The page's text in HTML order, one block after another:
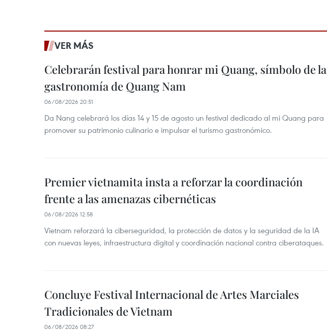
VER MÁS
Celebrarán festival para honrar mi Quang, símbolo de la
gastronomía de Quang Nam
06/08/2026 20:51
Da Nang celebrará los días 14 y 15 de agosto un festival dedicado al mi Quang para
promover su patrimonio culinario e impulsar el turismo gastronómico.
Premier vietnamita insta a reforzar la coordinación
frente a las amenazas cibernéticas
06/08/2026 12:58
Vietnam reforzará la ciberseguridad, la protección de datos y la seguridad de la IA
con nuevas leyes, infraestructura digital y coordinación nacional contra ciberataques.
Concluye Festival Internacional de Artes Marciales
Tradicionales de Vietnam
06/08/2026 08:27